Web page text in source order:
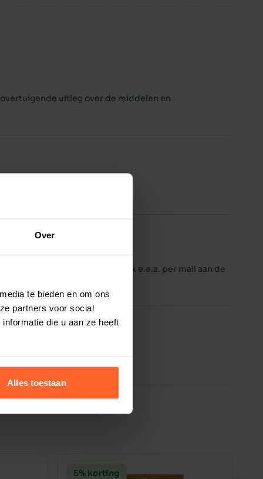
Over
te bieden en om ons
partners voor social
die u aan ze heeft
Alles toestaan
uitleg over de middelen en
mijn geld terug nadat ik e.e.a. per mail aan de
mijn hondje... ;-)
5% korting